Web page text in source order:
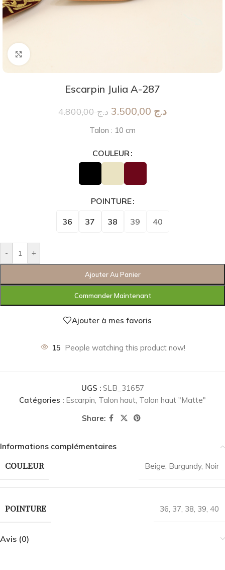
Agrandir
Escarpin Julia A-287
د.ج4.800,00 د.ج
Talon : 10 cm
COULEUR
POINTURE
36 37 38 39 40
- +
Ajouter Au Panier
Commander Maintenant
Ajouter à mes favoris
15 People watching this product now!
UGS : SLB_31657
Catégories : Escarpin, Talon haut, Talon haut "Matte"
Share:
Informations complémentaires
COULEUR Beige, Burgundy, Noir
POINTURE 36, 37, 38, 39, 40
Avis (0)